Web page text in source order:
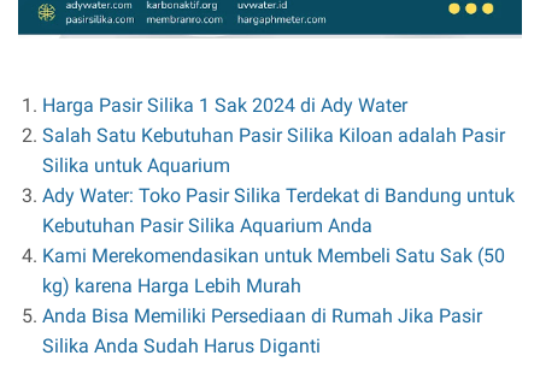
Harga Pasir Silika 1 Sak 2024 di Ady Water
Salah Satu Kebutuhan Pasir Silika Kiloan adalah Pasir
Silika untuk Aquarium
Ady Water: Toko Pasir Silika Terdekat di Bandung untuk
Kebutuhan Pasir Silika Aquarium Anda
Kami Merekomendasikan untuk Membeli Satu Sak (50
kg) karena Harga Lebih Murah
Anda Bisa Memiliki Persediaan di Rumah Jika Pasir
Silika Anda Sudah Harus Diganti